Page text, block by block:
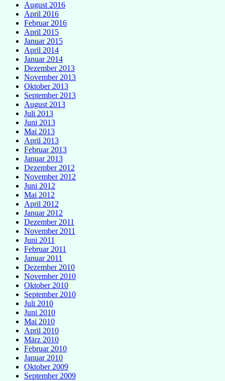
August 2016
April 2016
Februar 2016
April 2015
Januar 2015
April 2014
Januar 2014
Dezember 2013
November 2013
Oktober 2013
September 2013
August 2013
Juli 2013
Juni 2013
Mai 2013
April 2013
Februar 2013
Januar 2013
Dezember 2012
November 2012
Juni 2012
Mai 2012
April 2012
Januar 2012
Dezember 2011
November 2011
Juni 2011
Februar 2011
Januar 2011
Dezember 2010
November 2010
Oktober 2010
September 2010
Juli 2010
Juni 2010
Mai 2010
April 2010
März 2010
Februar 2010
Januar 2010
Oktober 2009
September 2009